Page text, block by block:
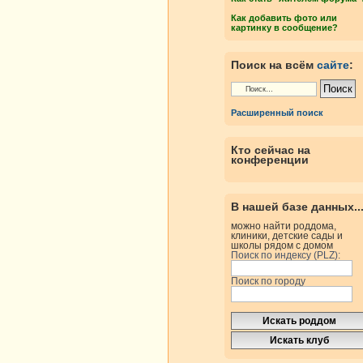
Как добавить фото или
картинку в сообщение?
Поиск на всём сайте:
Расширенный поиск
Кто сейчас на
конференции
В нашей базе данных...
можно найти роддома,
клиники, детские сады и
школы рядом с домом
Поиск по индексу (PLZ):
Поиск по городу